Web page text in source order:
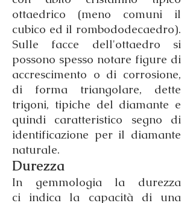
ottaedrico (meno comuni il
cubico ed il rombododecaedro).
Sulle facce dell'ottaedro si
possono spesso notare figure di
accrescimento o di corrosione,
di forma triangolare, dette
trigoni, tipiche del diamante e
quindi caratteristico segno di
identificazione per il diamante
naturale.
Durezza
In gemmologia la durezza
ci indica la capacità di una